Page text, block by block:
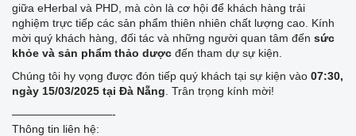
giữa eHerbal và PHD, mà còn là cơ hội để khách hàng trải
nghiệm trực tiếp các sản phẩm thiên nhiên chất lượng cao. Kính
mời quý khách hàng, đối tác và những người quan tâm đến sức
khỏe và sản phẩm thảo dược đến tham dự sự kiện.
Chúng tôi hy vọng được đón tiếp quý khách tại sự kiện vào 07:30,
ngày 15/03/2025 tại Đà Nẵng . Trân trọng kính mời!
—————————-
Thông tin liên hệ: